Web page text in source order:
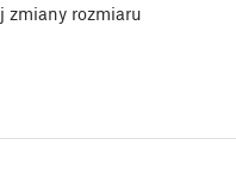
zmiany rozmiaru